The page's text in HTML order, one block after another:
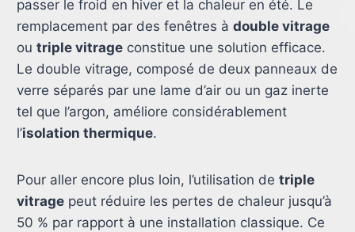
passer le froid en hiver et la chaleur en été. Le
remplacement par des fenêtres à double vitrage
ou triple vitrageconstitue une solution efficace.
Le double vitrage, composé de deux panneaux de
verre séparés par une lame d’air ou un gaz inerte
tel que l’argon, améliore considérablement
l’isolation thermique.
Pour aller encore plus loin, l’utilisation de triple
vitragepeut réduire les pertes de chaleur jusqu’à
50 % par rapport à une installation classique. Ce